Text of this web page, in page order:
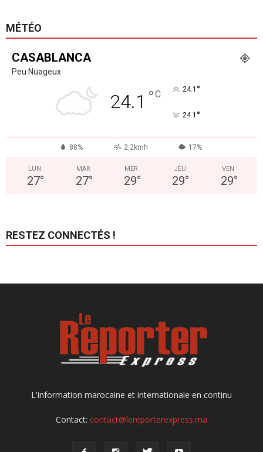
MÉTÉO
CASABLANCA
Peu Nuageux
24.1 °C 24.1 °
24.1 °
88% 2.2kmh 17%
LUN
27°
MAR
27°
MER
29°
JEU
29°
VEN
29°
RESTEZ CONNECTÉS !
L'information marocaine et internationale en continu
Contact: contact@lereporterexpress.ma